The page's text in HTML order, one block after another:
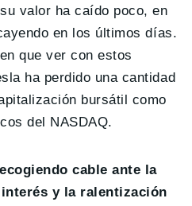
valor ha caído poco, en
en los últimos días.
que ver con estos
ha perdido una cantidad
bursátil como
del NASDAQ.
cable ante la
y la ralentización